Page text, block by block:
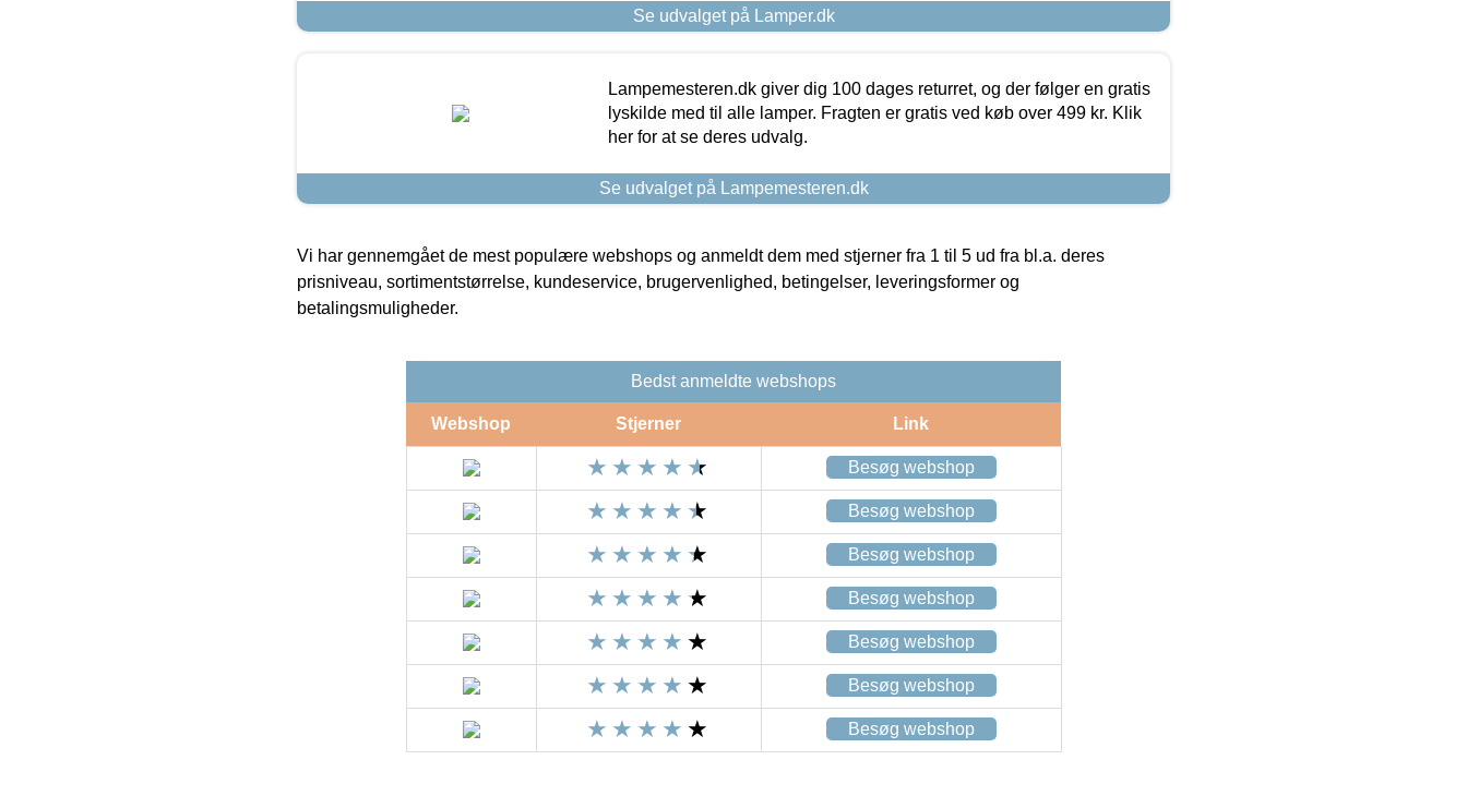
Se udvalget på Lamper.dk
Lampemesteren.dk giver dig 100 dages returret, og der følger en gratis
lyskilde med til alle lamper. Fragten er gratis ved køb over 499 kr. Klik
her for at se deres udvalg.
Se udvalget på Lampemesteren.dk
Vi har gennemgået de mest populære webshops og anmeldt dem med stjerner fra 1 til 5 ud fra bl.a. deres
prisniveau, sortimentstørrelse, kundeservice, brugervenlighed, betingelser, leveringsformer og
betalingsmuligheder.
Bedst anmeldte webshops
Webshop Stjerner Link
Besøg webshop
Besøg webshop
Besøg webshop
Besøg webshop
Besøg webshop
Besøg webshop
Besøg webshop